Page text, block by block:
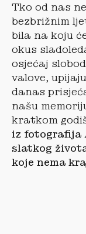
Tko od nas
bezbrižnim
bila na koju
okus
osjećaj
valove,
danas
našu
kratkom
iz fotografija
slatkog
koje nema